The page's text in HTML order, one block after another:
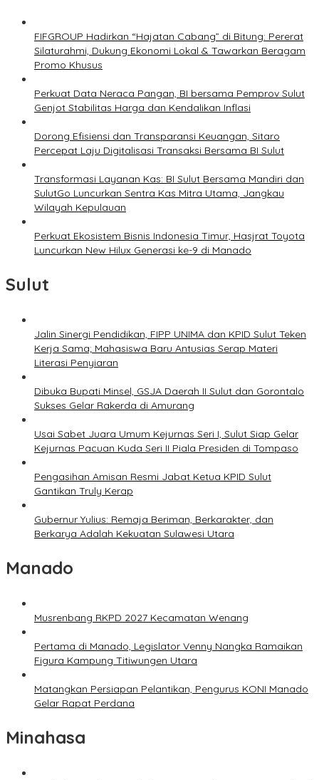
FIFGROUP Hadirkan “Hajatan Cabang” di Bitung: Pererat
Silaturahmi, Dukung Ekonomi Lokal & Tawarkan Beragam
Promo Khusus
Perkuat Data Neraca Pangan, BI bersama Pemprov Sulut
Genjot Stabilitas Harga dan Kendalikan Inflasi
Dorong Efisiensi dan Transparansi Keuangan, Sitaro
Percepat Laju Digitalisasi Transaksi Bersama BI Sulut
Transformasi Layanan Kas: BI Sulut Bersama Mandiri dan
SulutGo Luncurkan Sentra Kas Mitra Utama, Jangkau
Wilayah Kepulauan
Perkuat Ekosistem Bisnis Indonesia Timur, Hasjrat Toyota
Luncurkan New Hilux Generasi ke-9 di Manado
Sulut
Jalin Sinergi Pendidikan, FIPP UNIMA dan KPID Sulut Teken
Kerja Sama; Mahasiswa Baru Antusias Serap Materi
Literasi Penyiaran
Dibuka Bupati Minsel, GSJA Daerah II Sulut dan Gorontalo
Sukses Gelar Rakerda di Amurang
Usai Sabet Juara Umum Kejurnas Seri I, Sulut Siap Gelar
Kejurnas Pacuan Kuda Seri II Piala Presiden di Tompaso
Pengasihan Amisan Resmi Jabat Ketua KPID Sulut
Gantikan Truly Kerap
Gubernur Yulius: Remaja Beriman, Berkarakter, dan
Berkarya Adalah Kekuatan Sulawesi Utara
Manado
Musrenbang RKPD 2027 Kecamatan Wenang
Pertama di Manado, Legislator Venny Nangka Ramaikan
Figura Kampung Titiwungen Utara
Matangkan Persiapan Pelantikan, Pengurus KONI Manado
Gelar Rapat Perdana
Minahasa